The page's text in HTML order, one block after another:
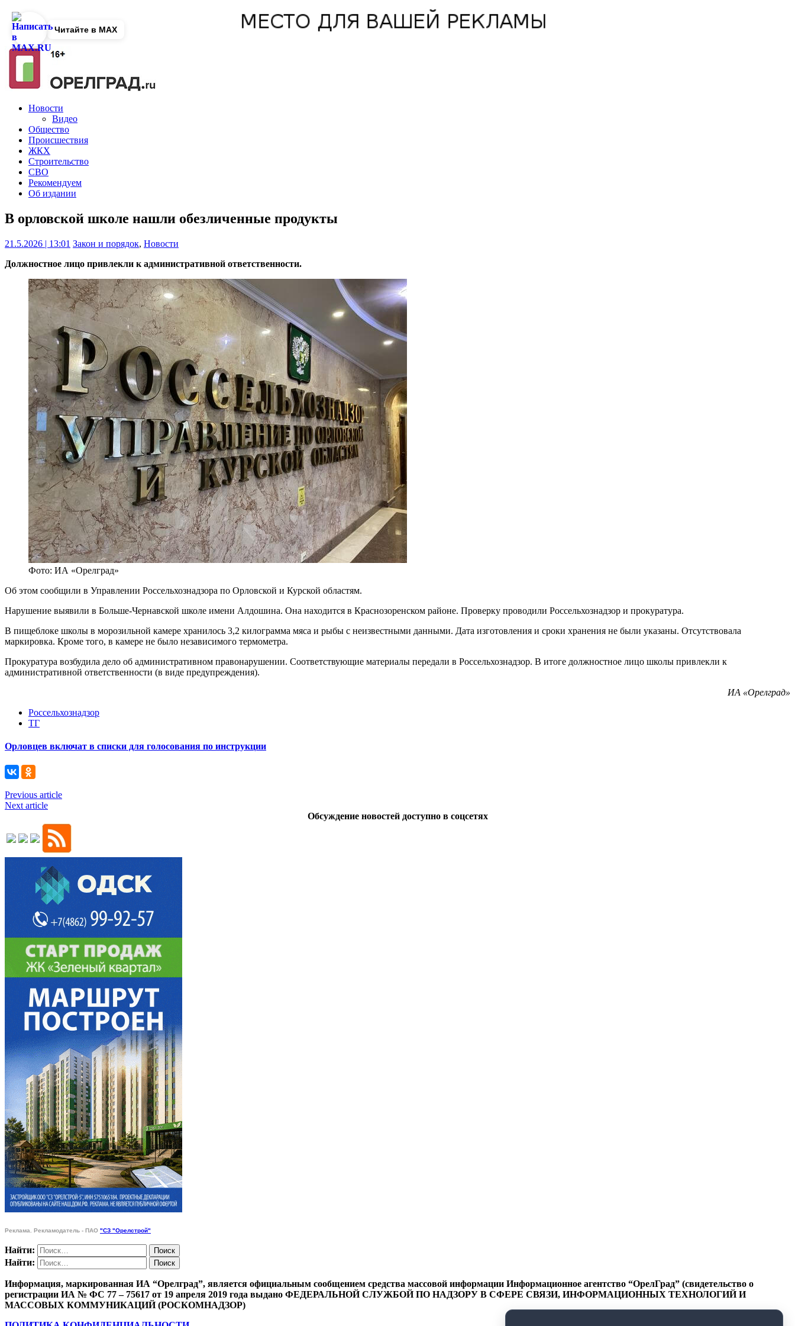
Новости
Видео
Общество
Происшествия
ЖКХ
Строительство
СВО
Рекомендуем
Об издании
В орловской школе нашли обезличенные продукты
21.5.2026 | 13:01 Закон и порядок, Новости
Должностное лицо привлекли к административной ответственности.
Фото: ИА «Орелград»
Об этом сообщили в Управлении Россельхознадзора по Орловской и Курской областям.
Нарушение выявили в Больше-Чернавской школе имени Алдошина. Она находится в Краснозоренском районе. Проверку проводили Россельхознадзор и прокуратура.
В пищеблоке школы в морозильной камере хранилось 3,2 килограмма мяса и рыбы с неизвестными данными. Дата изготовления и сроки хранения не были указаны. Отсутствовала
маркировка. Кроме того, в камере не было независимого термометра.
Прокуратура возбудила дело об административном правонарушении. Соответствующие материалы передали в Россельхознадзор. В итоге должностное лицо школы привлекли к
административной ответственности (в виде предупреждения).
ИА «Орелград»
Россельхознадзор
ТГ
Орловцев включат в списки для голосования по инструкции
Previous article
Next article
Обсуждение новостей доступно в соцсетях
Реклама. Рекламодатель - ПАО "СЗ "Орелстрой"
Найти:
Найти:
Информация, маркированная ИА “Орелград”, является официальным сообщением средства массовой информации Информационное агентство “ОрелГрад” (свидетельство о
регистрации ИА № ФС 77 – 75617 от 19 апреля 2019 года выдано ФЕДЕРАЛЬНОЙ СЛУЖБОЙ ПО НАДЗОРУ В СФЕРЕ СВЯЗИ, ИНФОРМАЦИОННЫХ ТЕХНОЛОГИЙ И
МАССОВЫХ КОММУНИКАЦИЙ (РОСКОМНАДЗОР)
Читайте в MAX